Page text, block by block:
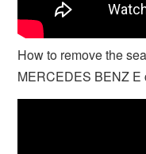
How to remove the
MERCEDES BENZ E